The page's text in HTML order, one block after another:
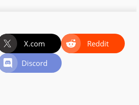
X.com
Reddit
Discord